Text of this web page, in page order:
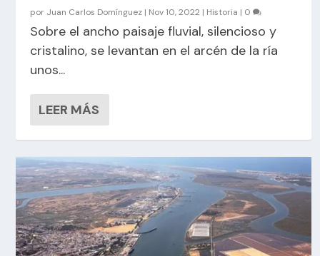
por Juan Carlos Domínguez | Nov 10, 2022 | Historia | 0
Sobre el ancho paisaje fluvial, silencioso y
cristalino, se levantan en el arcén de la ría
unos...
LEER MÁS